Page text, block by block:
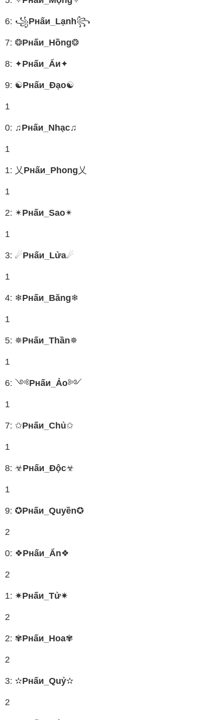
6: ꧁Pнấи_Lạnh꧂
7: ❂Pнấи_Hồng❂
8: ✦Pнấи_Ẩи✦
9: ☯Pнấи_Đạo☯
1
0: ♫ Pнấи_Nhạc♫
1
1: 乂 Pнấи_Phong 乂
1
2: ✴Pнấи_Sao✴
1
3: ☄Pнấи_Lửa☄
1
4: ❄Pнấи_Băng❄
1
5: ✵Pнấи_Thần✵
1
6: ༺Pнấи_Ảo༻
1
7: ✩Pнấи_Chủ✩
1
8: ☣Pнấи_Độc☣
1
9: ✪Pнấи_Quyền✪
2
0: ❖Pнấи_Ẩn❖
2
1: ✷Pнấи_Tử✷
2
2: ✾Pнấи_Hoa✾
2
3: ✫Pнấи_Quỷ✫
2